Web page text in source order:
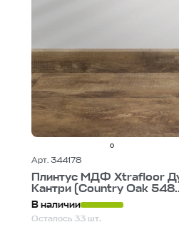
Арт. 344178
Плинтус МДФ Xtrafloor
Кантри (Country Oak
В наличии
Осталось 33 шт.